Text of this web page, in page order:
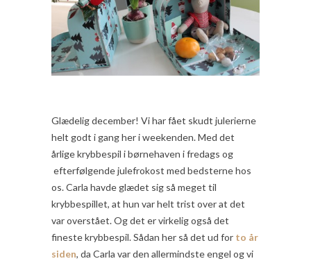
Glædelig december! Vi har fået skudt julerierne
helt godt i gang her i weekenden. Med det
årlige krybbespil i børnehaven i fredags og
efterfølgende julefrokost med bedsterne hos
os. Carla havde glædet sig så meget til
krybbespillet, at hun var helt trist over at det
var overstået. Og det er virkelig også det
fineste krybbespil. Sådan her så det ud for to år
siden, da Carla var den allermindste engel og vi